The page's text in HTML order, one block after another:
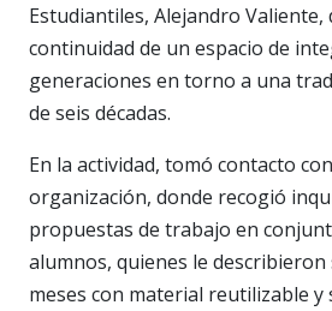
Estudiantiles, Alejandro Valiente,
continuidad de un espacio de
generaciones en torno a una
de seis décadas.
En la actividad, tomó contacto
organización, donde recogió
propuestas de trabajo en
alumnos, quienes le describieron
meses con material reutilizable